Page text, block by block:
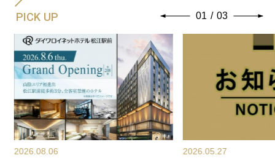
PICK UP
2026.08.06
2026.05.27
01 / 03